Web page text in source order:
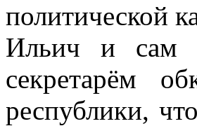
политической
Ильич и сам
секретарём
республики,